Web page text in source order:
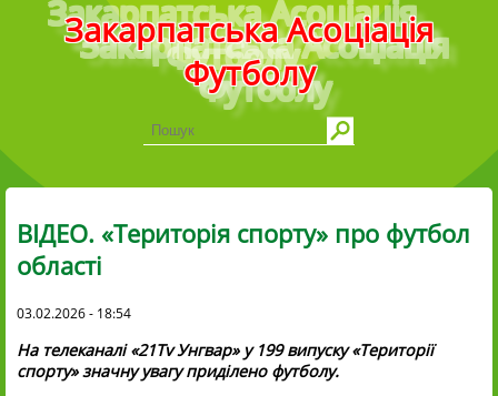
Закарпатська Асоціація
Футболу
ВІДЕО. «Територія спорту» про футбол
області
03.02.2026 - 18:54
На телеканалі «21Tv Унгвар» у 199 випуску «Території
спорту» значну увагу приділено футболу.